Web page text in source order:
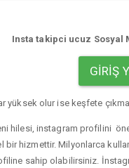
Insta takipci ucuz Sosyal
GIRIŞ
yüksek olur ise keşfete
hilesi, instagram profilini
bir hizmettir. Milyonlarca
sahip olabilirsiniz.